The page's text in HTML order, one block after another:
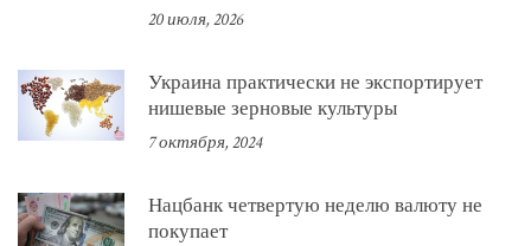
20 июля, 2026
Украина практически не экспортирует
нишевые зерновые культуры
7 октября, 2024
Нацбанк четвертую неделю валюту не
покупает